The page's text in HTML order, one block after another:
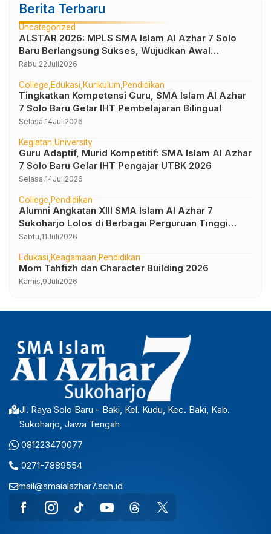
Berita Terbaru
Uncategorized
ALSTAR 2026: MPLS SMA Islam Al Azhar 7 Solo
Baru Berlangsung Sukses, Wujudkan Awal
Perjalanan Peserta Didik yang Berkarakter
Rabu,22Juli2026
College Edukasi Kurikulum Pendidikan
Tingkatkan Kompetensi Guru, SMA Islam Al Azhar
7 Solo Baru Gelar IHT Pembelajaran Bilingual
Selasa,14Juli2026
Kegiatan University
Guru Adaptif, Murid Kompetitif: SMA Islam Al Azhar
7 Solo Baru Gelar IHT Pengajar UTBK 2026
Selasa,14Juli2026
College Pendidikan
Alumni Angkatan XIII SMA Islam Al Azhar 7
Sukoharjo Lolos di Berbagai Perguruan Tinggi
Negeri dan Luar Negeri
Sabtu,11Juli2026
Edukasi Keagamaan Pendidikan
Mom Tahfizh dan Character Building 2026
Kamis,9Juli2026
Jl. Raya Solo Baru - Baki, Kel. Kudu, Kec. Baki, Kab.
Sukoharjo, Jawa Tengah
081223470077
0271-7889554
mail@smaialazhar7.sch.id